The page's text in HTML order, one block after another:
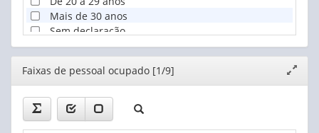
Mais de 30 anos
Sem declaração
Editor
janela
Faixas de pessoal ocupado [1/9]